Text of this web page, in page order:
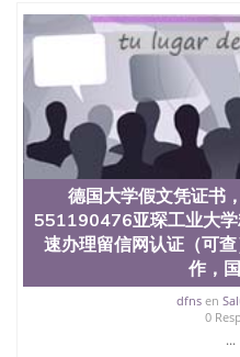
学生在哪里可以买假毕业
加拿大毕业证551190476
绩单可以吗551190476哪
551190476哪里可以修改
假毕业证能查出来吗
551190476 如何拿到国外
假大学毕业证QQ微信
QQ微信551190476找毕业
外毕业证外壳定制QQ微
业证QQ微信551190476
551190476国外留学文凭
文凭回国认证QQ微信
信551190476法国留学回
外烫金照片QQ微信
QQ微信551190476德国留
551190476爱尔兰留学回
外硕士文凭办理QQ微信
德国大学假文凭证书
551190476亚琛工业大
速办理留信网认证（可
作，
dfnsen
0
...